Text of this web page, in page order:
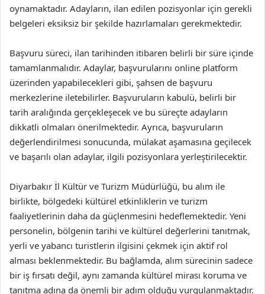
oynamaktadır. Adayların, ilan edilen pozisyonlar için gerekli
belgeleri eksiksiz bir şekilde hazırlamaları gerekmektedir.
Başvuru süreci, ilan tarihinden itibaren belirli bir süre içinde
tamamlanmalıdır. Adaylar, başvurularını online platform
üzerinden yapabilecekleri gibi, şahsen de başvuru
merkezlerine iletebilirler. Başvuruların kabulü, belirli bir
tarih aralığında gerçekleşecek ve bu süreçte adayların
dikkatli olmaları önerilmektedir. Ayrıca, başvuruların
değerlendirilmesi sonucunda, mülakat aşamasına geçilecek
ve başarılı olan adaylar, ilgili pozisyonlara yerleştirilecektir.
Diyarbakır İl Kültür ve Turizm Müdürlüğü, bu alım ile
birlikte, bölgedeki kültürel etkinliklerin ve turizm
faaliyetlerinin daha da güçlenmesini hedeflemektedir. Yeni
personelin, bölgenin tarihi ve kültürel değerlerini tanıtmak,
yerli ve yabancı turistlerin ilgisini çekmek için aktif rol
alması beklenmektedir. Bu bağlamda, alım sürecinin sadece
bir iş fırsatı değil, aynı zamanda kültürel mirası koruma ve
tanıtma adına da önemli bir adım olduğu vurgulanmaktadır.